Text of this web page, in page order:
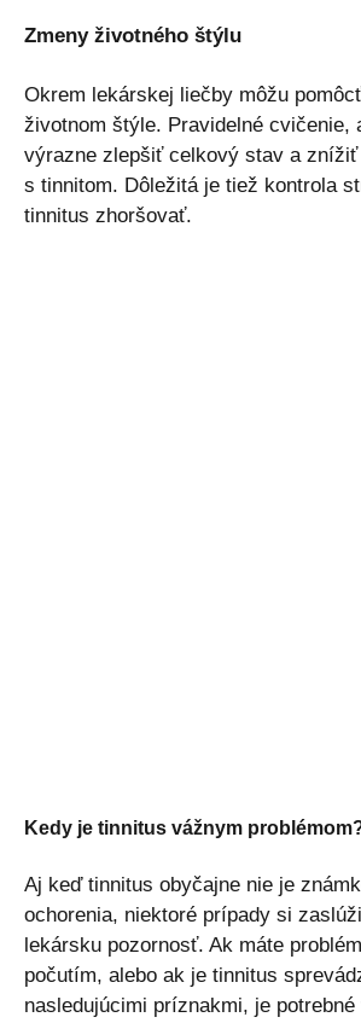
Zmeny životného štýlu
Okrem lekárskej liečby môžu
životnom štýle. Pravidelné cvičenie,
výrazne zlepšiť celkový stav a
s tinnitom. Dôležitá je tiež kontrola
tinnitus zhoršovať.
Kedy je tinnitus vážnym
Aj keď tinnitus obyčajne nie je
ochorenia, niektoré prípady si
lekársku pozornosť. Ak máte
počutím, alebo ak je tinnitus
nasledujúcimi príznakmi, je